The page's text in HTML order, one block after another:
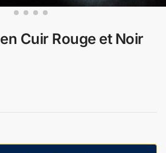
Cuir Rouge et Noir